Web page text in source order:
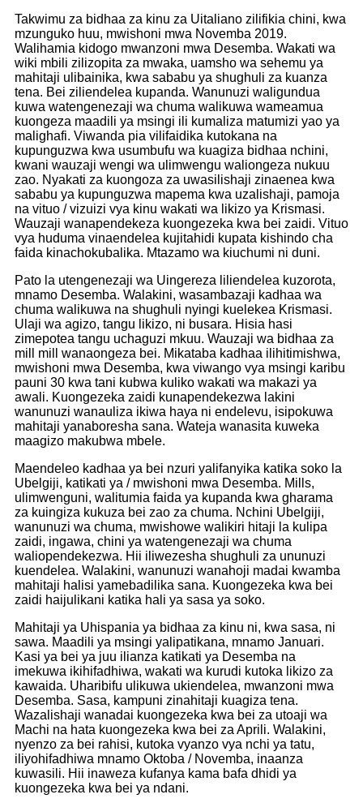
Takwimu za bidhaa za kinu za Uitaliano zilifikia chini, kwa
mzunguko huu, mwishoni mwa Novemba 2019.
Walihamia kidogo mwanzoni mwa Desemba. Wakati wa
wiki mbili zilizopita za mwaka, uamsho wa sehemu ya
mahitaji ulibainika, kwa sababu ya shughuli za kuanza
tena. Bei ziliendelea kupanda. Wanunuzi waligundua
kuwa watengenezaji wa chuma walikuwa wameamua
kuongeza maadili ya msingi ili kumaliza matumizi yao ya
malighafi. Viwanda pia vilifaidika kutokana na
kupunguzwa kwa usumbufu wa kuagiza bidhaa nchini,
kwani wauzaji wengi wa ulimwengu waliongeza nukuu
zao. Nyakati za kuongoza za uwasilishaji zinaenea kwa
sababu ya kupunguzwa mapema kwa uzalishaji, pamoja
na vituo / vizuizi vya kinu wakati wa likizo ya Krismasi.
Wauzaji wanapendekeza kuongezeka kwa bei zaidi. Vituo
vya huduma vinaendelea kujitahidi kupata kishindo cha
faida kinachokubalika. Mtazamo wa kiuchumi ni duni.
Pato la utengenezaji wa Uingereza liliendelea kuzorota,
mnamo Desemba. Walakini, wasambazaji kadhaa wa
chuma walikuwa na shughuli nyingi kuelekea Krismasi.
Ulaji wa agizo, tangu likizo, ni busara. Hisia hasi
zimepotea tangu uchaguzi mkuu. Wauzaji wa bidhaa za
mill mill wanaongeza bei. Mikataba kadhaa ilihitimishwa,
mwishoni mwa Desemba, kwa viwango vya msingi karibu
pauni 30 kwa tani kubwa kuliko wakati wa makazi ya
awali. Kuongezeka zaidi kunapendekezwa lakini
wanunuzi wanauliza ikiwa haya ni endelevu, isipokuwa
mahitaji yanaboresha sana. Wateja wanasita kuweka
maagizo makubwa mbele.
Maendeleo kadhaa ya bei nzuri yalifanyika katika soko la
Ubelgiji, katikati ya / mwishoni mwa Desemba. Mills,
ulimwenguni, walitumia faida ya kupanda kwa gharama
za kuingiza kukuza bei zao za chuma. Nchini Ubelgiji,
wanunuzi wa chuma, mwishowe walikiri hitaji la kulipa
zaidi, ingawa, chini ya watengenezaji wa chuma
waliopendekezwa. Hii iliwezesha shughuli za ununuzi
kuendelea. Walakini, wanunuzi wanahoji madai kwamba
mahitaji halisi yamebadilika sana. Kuongezeka kwa bei
zaidi haijulikani katika hali ya sasa ya soko.
Mahitaji ya Uhispania ya bidhaa za kinu ni, kwa sasa, ni
sawa. Maadili ya msingi yalipatikana, mnamo Januari.
Kasi ya bei ya juu ilianza katikati ya Desemba na
imekuwa ikihifadhiwa, wakati wa kurudi kutoka likizo za
kawaida. Uharibifu ulikuwa ukiendelea, mwanzoni mwa
Desemba. Sasa, kampuni zinahitaji kuagiza tena.
Wazalishaji wanadai kuongezeka kwa bei za utoaji wa
Machi na hata kuongezeka kwa bei za Aprili. Walakini,
nyenzo za bei rahisi, kutoka vyanzo vya nchi ya tatu,
iliyohifadhiwa mnamo Oktoba / Novemba, inaanza
kuwasili. Hii inaweza kufanya kama bafa dhidi ya
kuongezeka kwa bei ya ndani.